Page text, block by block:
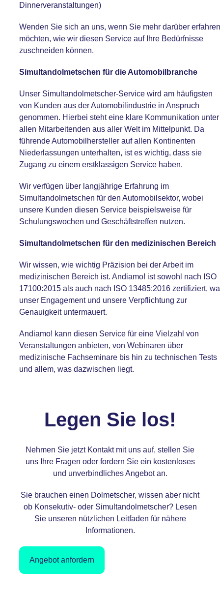
Dinnerveranstaltungen)
Wenden Sie sich an uns, wenn Sie mehr darüber erfahren
möchten, wie wir diesen Service auf Ihre Bedürfnisse
zuschneiden können.
Simultandolmetschen für die Automobilbranche
Unser Simultandolmetscher-Service wird am häufigsten
von Kunden aus der Automobilindustrie in Anspruch
genommen. Hierbei steht eine klare Kommunikation unter
allen Mitarbeitenden aus aller Welt im Mittelpunkt. Da
führende Automobilhersteller auf allen Kontinenten
Niederlassungen unterhalten, ist es wichtig, dass sie
Zugang zu einem erstklassigen Service haben.
Wir verfügen über langjährige Erfahrung im
Simultandolmetschen für den Automobilsektor, wobei
unsere Kunden diesen Service beispielsweise für
Schulungswochen und Geschäftstreffen nutzen.
Simultandolmetschen für den medizinischen Bereich
Wir wissen, wie wichtig Präzision bei der Arbeit im
medizinischen Bereich ist. Andiamo! ist sowohl nach ISO
17100:2015 als auch nach ISO 13485:2016 zertifiziert,
unser Engagement und unsere Verpflichtung zur
Genauigkeit untermauert.
Andiamo! kann diesen Service für eine Vielzahl von
Veranstaltungen anbieten, von Webinaren über
medizinische Fachseminare bis hin zu technischen Tests
und allem, was dazwischen liegt.
Legen Sie los!
Nehmen Sie jetzt Kontakt mit uns auf, stellen Sie
uns Ihre Fragen oder fordern Sie ein kostenloses
und unverbindliches Angebot an.
Sie brauchen einen Dolmetscher, wissen aber nicht
ob Konsekutiv- oder Simultandolmetscher? Lesen
Sie unseren nützlichen Leitfaden für nähere
Informationen.
Angebot anfordern